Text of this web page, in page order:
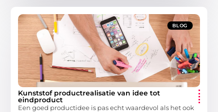
BLOG
Kunststof productrealisatie van idee tot
eindproduct
Een goed productidee is pas echt waardevol als het ook